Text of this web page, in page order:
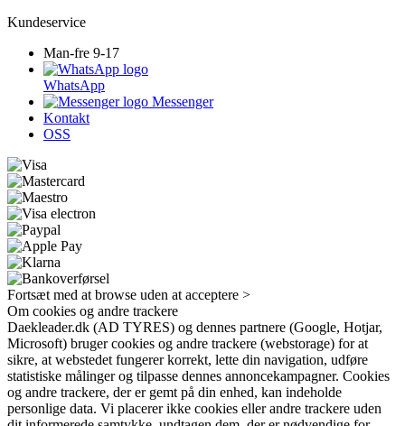
Kundeservice
Man-fre 9-17
WhatsApp
Messenger
Kontakt
OSS
Fortsæt med at browse uden at acceptere >
Om cookies og andre trackere
Daekleader.dk (AD TYRES) og dennes partnere (Google, Hotjar,
Microsoft) bruger cookies og andre trackere (webstorage) for at
sikre, at webstedet fungerer korrekt, lette din navigation, udføre
statistiske målinger og tilpasse dennes annoncekampagner. Cookies
og andre trackere, der er gemt på din enhed, kan indeholde
personlige data. Vi placerer ikke cookies eller andre trackere uden